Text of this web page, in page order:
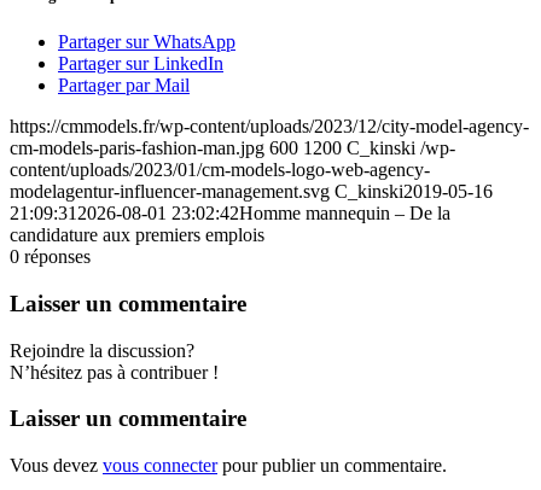
Partager sur WhatsApp
Partager sur LinkedIn
Partager par Mail
https://cmmodels.fr/wp-content/uploads/2023/12/city-model-agency-
cm-models-paris-fashion-man.jpg 600 1200 C_kinski /wp-
content/uploads/2023/01/cm-models-logo-web-agency-
modelagentur-influencer-management.svg C_kinski2019-05-16
21:09:31 2026-08-01 23:02:42Homme mannequin – De la
candidature aux premiers emplois
0 réponses
Laisser un commentaire
Rejoindre la discussion?
N’hésitez pas à contribuer !
Laisser un commentaire
Vous devez vous connecterpour publier un commentaire.